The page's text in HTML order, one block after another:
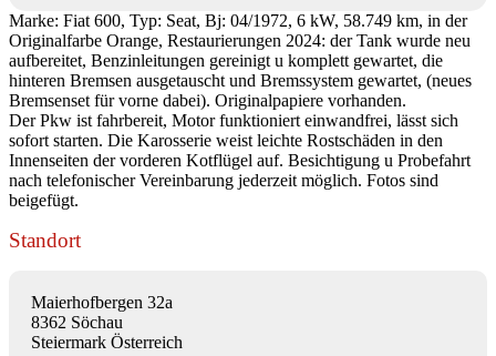
Marke: Fiat 600, Typ: Seat, Bj: 04/1972, 6 kW, 58.749 km, in der
Originalfarbe Orange, Restaurierungen 2024: der Tank wurde neu
aufbereitet, Benzinleitungen gereinigt u komplett gewartet, die
hinteren Bremsen ausgetauscht und Bremssystem gewartet, (neues
Bremsenset für vorne dabei). Originalpapiere vorhanden.
Der Pkw ist fahrbereit, Motor funktioniert einwandfrei, lässt sich
sofort starten. Die Karosserie weist leichte Rostschäden in den
Innenseiten der vorderen Kotflügel auf. Besichtigung u Probefahrt
nach telefonischer Vereinbarung jederzeit möglich. Fotos sind
beigefügt.
Standort
Maierhofbergen 32a
8362 Söchau
Steiermark Österreich